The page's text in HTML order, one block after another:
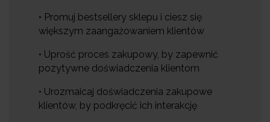
• Promuj bestsellery sklepu i ciesz się
większym zaangażowaniem klientów
• Uprość proces zakupowy, by zapewnić
pozytywne doświadczenia klientom
• Urozmaicaj doświadczenia zakupowe
klientów, by podkręcić ich interakcję